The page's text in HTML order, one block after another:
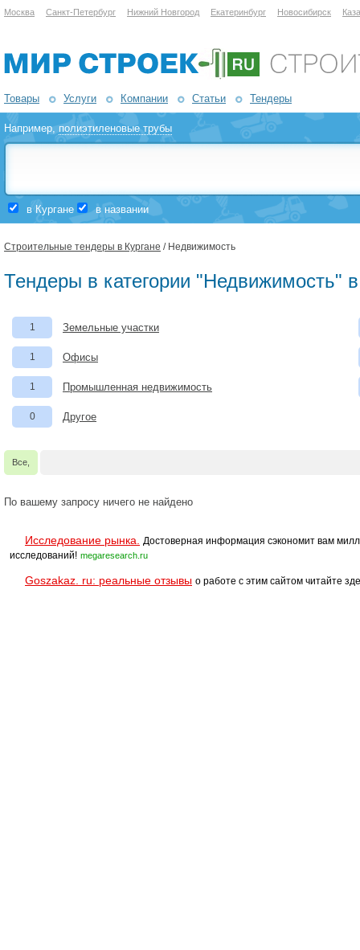
Москва Санкт-Петербург Нижний Новгород Екатеринбург Новосибирск
Товары Услуги Компании Статьи Тендеры
Например,полиэтиленовые трубы
в Кургане в названии
Строительные тендеры в Кургане / Недвижимость
Тендеры в категории "Недвижимость" в
1 Земельные участки
1 Офисы
1 Промышленная недвижимость
0 Другое
Все,
По вашему запросу ничего не найдено
Исследование рынка.
Достоверная информация сэкономит вам
исследований! megaresearch.ru
Goszakaz. ru: реальные отзывы о работе с этим сайтом читайте